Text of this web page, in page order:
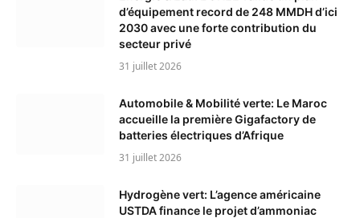
d’équipement record de 248 MMDH d’ici
2030 avec une forte contribution du
secteur privé
31 juillet 2026
Automobile & Mobilité verte: Le Maroc
accueille la première Gigafactory de
batteries électriques d’Afrique
31 juillet 2026
Hydrogène vert: L’agence américaine
USTDA finance le projet d’ammoniac